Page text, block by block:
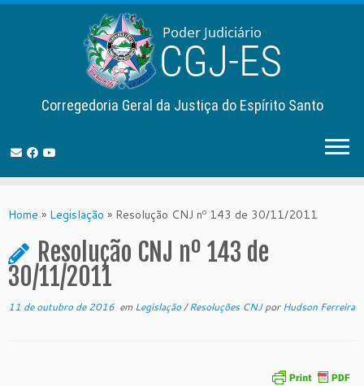
to
Corregedoria Geral da Justiça do Espírito Santo
Home » Legislação » Resolução CNJ nº 143 de 30/11/2011
Resolução CNJ nº 143 de
30/11/2011
11 de outubro de 2016 em Legislação/Resoluções CNJporHudson Ferreira